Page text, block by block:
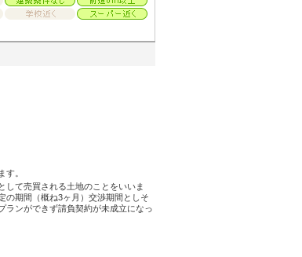
す。
て売買される土地のことをいいま
の期間（概ね3ヶ月）交渉期間としそ
ランができず請負契約が未成立になっ